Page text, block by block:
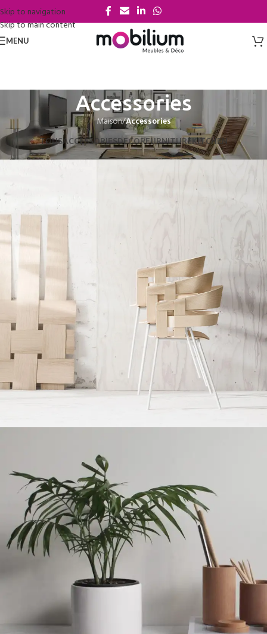
Skip to navigation
Skip to main content
MENU
Accessories
Maison/Accessories
TOUSACCESSORIESDECORFURNITUREKITCHEN
Imperdiet mauris a nontin